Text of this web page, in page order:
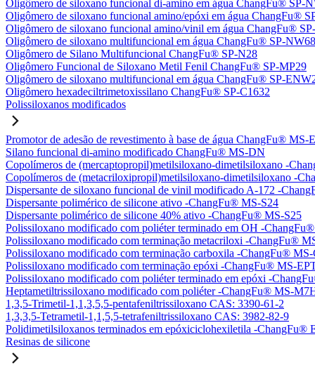
Oligômero de siloxano funcional di-amino em água ChangFu® SP-
Oligômero de siloxano funcional amino/epóxi em água ChangFu®
Oligômero de siloxano funcional amino/vinil em água ChangFu®
Oligômero de siloxano multifuncional em água ChangFu® SP-NW68
Oligômero de Silano Multifuncional ChangFu® SP-N28
Oligômero Funcional de Siloxano Metil Fenil ChangFu® SP-MP29
Oligômero de siloxano multifuncional em água ChangFu® SP-
Oligômero hexadeciltrimetoxissilano ChangFu® SP-C1632
Polissiloxanos modificados
Promotor de adesão de revestimento à base de água ChangFu® MS-
Silano funcional di-amino modificado ChangFu® MS-DN
Copolímeros de (mercaptopropil)metilsiloxano-dimetilsiloxano -
Copolímeros de (metacriloxipropil)metilsiloxano-dimetilsiloxano -
Dispersante de siloxano funcional de vinil modificado A-172 -
Dispersante polimérico de silicone ativo -ChangFu® MS-S24
Dispersante polimérico de silicone 40% ativo -ChangFu® MS-S25
Polissiloxano modificado com poliéter terminado em OH -
Polissiloxano modificado com terminação metacriloxi -ChangFu®
Polissiloxano modificado com terminação carboxila -ChangFu®
Polissiloxano modificado com terminação epóxi -ChangFu® MS-
Polissiloxano modificado com poliéter terminado em epóxi -
Heptametiltrissiloxano modificado com poliéter -ChangFu® MS-
1,3,5-Trimetil-1,1,3,5,5-pentafeniltrissiloxano CAS: 3390-61-2
1,3,3,5-Tetrametil-1,1,5,5-tetrafeniltrissiloxano CAS: 3982-82-9
Polidimetilsiloxanos terminados em epóxiciclohexiletila -ChangFu®
Resinas de silicone